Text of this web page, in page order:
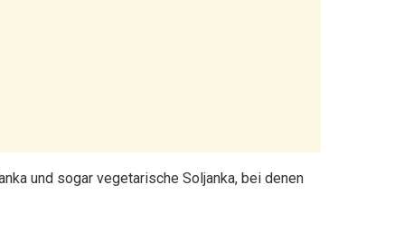
und sogar vegetarische Soljanka, bei denen